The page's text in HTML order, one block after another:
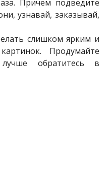
Причем подведите
узнавай, заказывай,
слишком ярким и
Продумайте
обратитесь в